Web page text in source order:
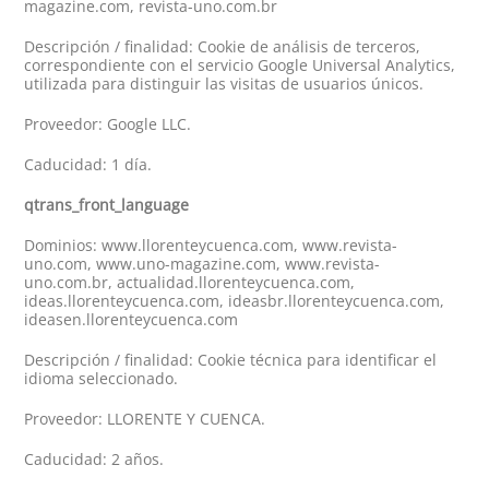
magazine.com, revista-uno.com.br
Descripción / finalidad: Cookie de análisis de terceros,
correspondiente con el servicio Google Universal Analytics,
utilizada para distinguir las visitas de usuarios únicos.
Proveedor: Google LLC.
Caducidad: 1 día.
qtrans_front_language
Dominios: www.llorenteycuenca.com, www.revista-
uno.com, www.uno-magazine.com, www.revista-
uno.com.br, actualidad.llorenteycuenca.com,
ideas.llorenteycuenca.com, ideasbr.llorenteycuenca.com,
ideasen.llorenteycuenca.com
Descripción / finalidad: Cookie técnica para identificar el
idioma seleccionado.
Proveedor: LLORENTE Y CUENCA.
Caducidad: 2 años.